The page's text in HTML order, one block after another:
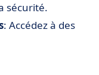
sécurité.
: Accédez à des
plateforme.